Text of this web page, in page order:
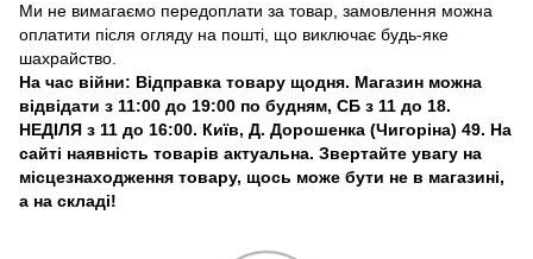
Ми не вимагаємо передоплати за товар, замовлення можна
оплатити після огляду на пошті, що виключає будь-яке
шахрайство.
На час війни: Відправка товару щодня. Магазин можна
відвідати з 11:00 до 19:00 по будням, СБ з 11 до 18.
НЕДІЛЯ з 11 до 16:00. Київ, Д. Дорошенка (Чигоріна) 49. На
сайті наявність товарів актуальна. Звертайте увагу на
місцезнаходження товару, щось може бути не в магазині,
а на складі!